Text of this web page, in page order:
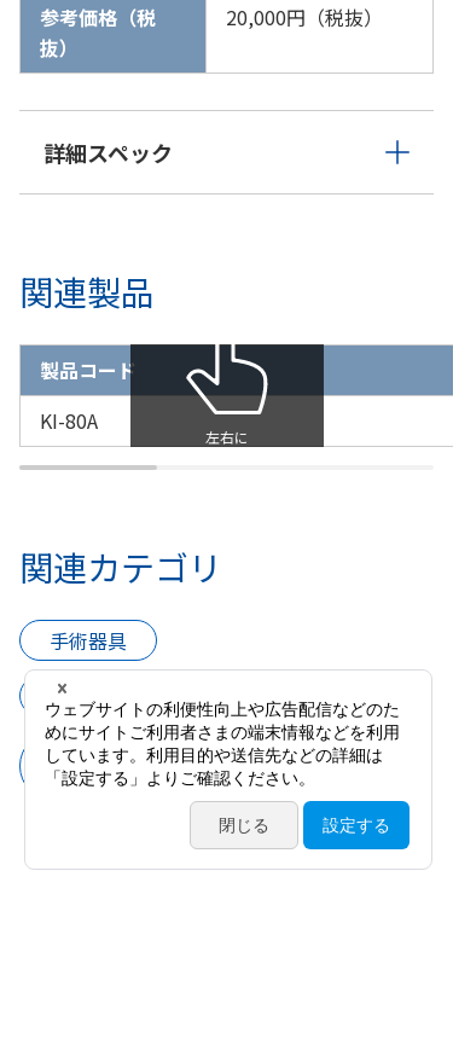
参考価格（税
抜）
20,000円（税抜）
詳細スペック
関連製品
製品コード
KI-80A
関連カテゴリ
手術器具
網膜・硝子体手術用器具
経強膜術用器具（バックリング・凝固
術）